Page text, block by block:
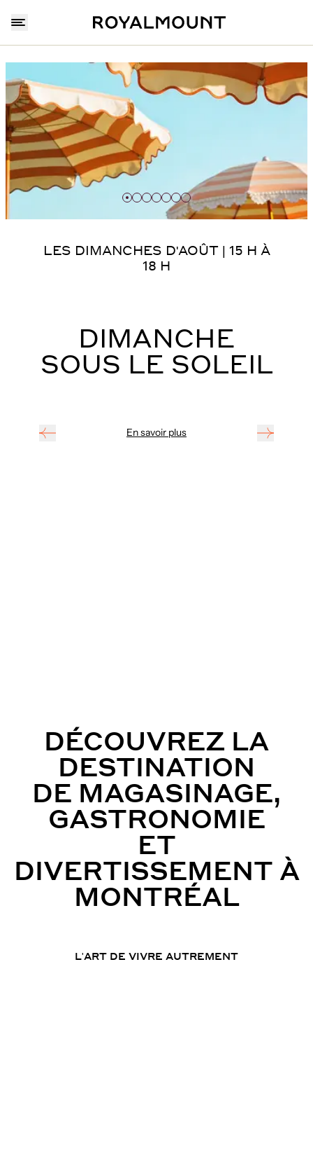
21 JUIN AU 13 SEPTEMBRE
ÉVÉNEMENTS
D'ÉTÉ
En savoir plus
Previous Next
DÉCOUVREZ LA
DESTINATION
DE MAGASINAGE,
GASTRONOMIE
ET
DIVERTISSEMENT À
MONTRÉAL
L'ART DE VIVRE AUTREMENT